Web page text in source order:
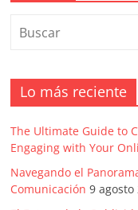
en
Lo más reciente
The Ultimate Guide to
Engaging with Your
Navegando el
Comunicación 9 agosto